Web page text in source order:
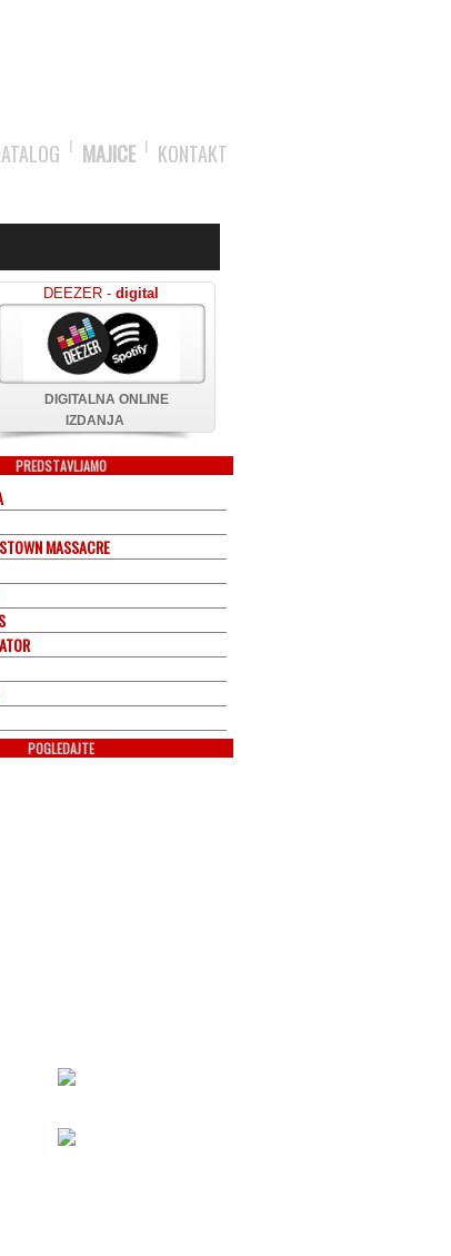
MAJICE KONTAKT
DEEZER - digital
DIGITALNA ONLINE
IZDANJA
PREDSTAVLJAMO
MASSACRE
POGLEDAJTE